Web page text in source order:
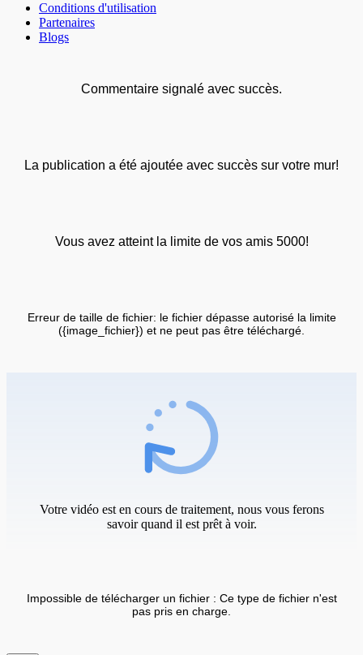
Conditions d'utilisation
Partenaires
Blogs
Commentaire signalé avec succès.
La publication a été ajoutée avec succès sur votre mur!
Vous avez atteint la limite de vos amis 5000!
Erreur de taille de fichier: le fichier dépasse autorisé la limite
({image_fichier}) et ne peut pas être téléchargé.
Votre vidéo est en cours de traitement, nous vous ferons
savoir quand il est prêt à voir.
Impossible de télécharger un fichier : Ce type de fichier n'est
pas pris en charge.